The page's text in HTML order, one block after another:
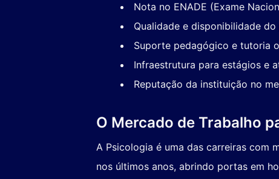
Nota no ENADE (Exame
Qualidade e disponibilidade
Suporte pedagógico e tutoria
Infraestrutura para estágios e
Reputação da instituição no
O Mercado de Trabalho
A Psicologia é uma das carreiras com
nos últimos anos, abrindo portas em